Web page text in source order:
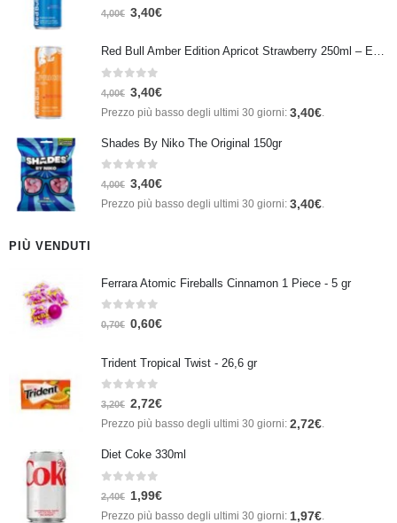
Su 5
4,00€ 3,40€
Red Bull Amber Edition Apricot Strawberry 250ml – Energy Drink Albicocca e Fragola
Su 5
4,00€ 3,40€
Prezzo più basso degli ultimi 30 giorni: 3,40€
Shades By Niko The Original 150gr
Su 5
4,00€ 3,40€
Prezzo più basso degli ultimi 30 giorni: 3,40€.
PIÙ VENDUTI
Ferrara Atomic Fireballs Cinnamon 1 Piece - 5 gr
Su 5
0,70€ 0,60€
Trident Tropical Twist - 26,6 gr
Su 5
3,20€ 2,72€
Prezzo più basso degli ultimi 30 giorni: 2,72€.
Diet Coke 330ml
Su 5
2,40€ 1,99€
Prezzo più basso degli ultimi 30 giorni: 1,97€.